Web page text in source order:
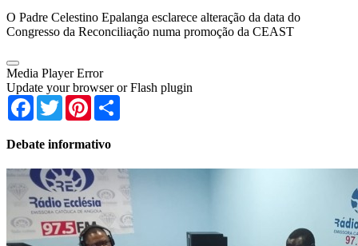
O Padre Celestino Epalanga esclarece alteração da data do
Congresso da Reconciliação numa promoção da CEAST
Media Player Error
Update your browser or Flash plugin
Facebook
TwitterPinterest
Debate informativo